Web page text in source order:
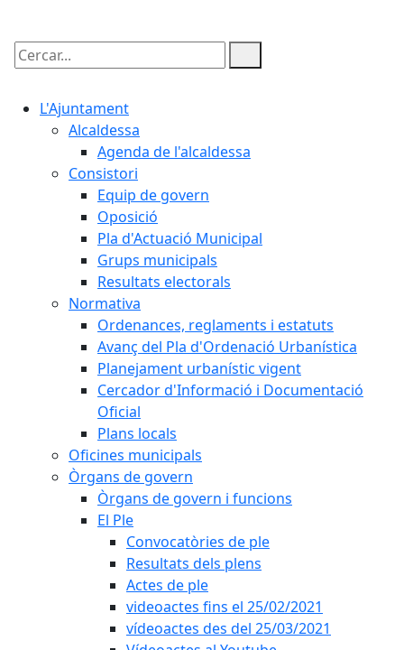
Cercar:
L'Ajuntament
Alcaldessa
Agenda de l'alcaldessa
Consistori
Equip de govern
Oposició
Pla d'Actuació Municipal
Grups municipals
Resultats electorals
Normativa
Ordenances, reglaments i estatuts
Avanç del Pla d'Ordenació Urbanística
Planejament urbanístic vigent
Cercador d'Informació i Documentació
Oficial
Plans locals
Oficines municipals
Òrgans de govern
Òrgans de govern i funcions
El Ple
Convocatòries de ple
Resultats dels plens
Actes de ple
videoactes fins el 25/02/2021
vídeoactes des del 25/03/2021